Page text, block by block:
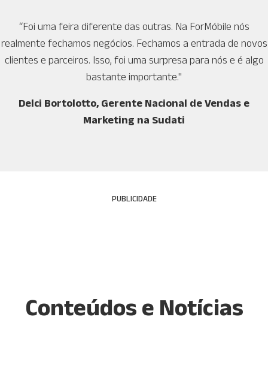
“Foi uma feira diferente das outras. Na ForMóbile nós
realmente fechamos negócios. Fechamos a entrada de novos
clientes e parceiros. Isso, foi uma surpresa para nós e é algo
bastante importante."
Delci Bortolotto, Gerente Nacional de Vendas e
Marketing na Sudati
PUBLICIDADE
Conteúdos e Notícias